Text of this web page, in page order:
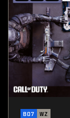
BO7 WZ